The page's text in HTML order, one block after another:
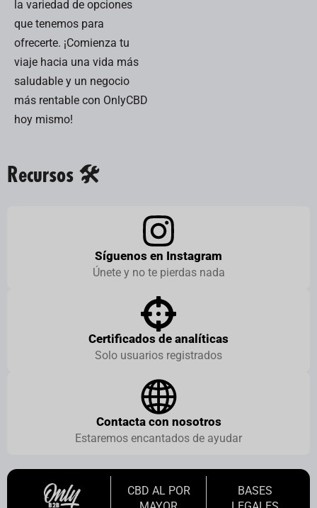
la variedad de opciones
que tenemos para
ofrecerte. ¡Comienza tu
viaje hacia una vida más
saludable y un negocio
más rentable con OnlyCBD
hoy mismo!
Recursos 🛠️
Síguenos en Instagram
Únete y no te pierdas nada
Certificados de analíticas
Solo usuarios registrados
Contacta con nosotros
Estaremos encantados de ayudar
CBD AL POR
BASES